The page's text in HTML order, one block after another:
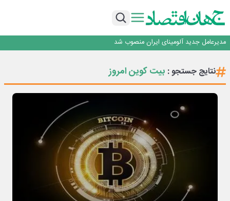
بازگشت فرش ماشینی به اصفهان پس از هفت سال؛ دو نمایشگاه تخصصی در شهر
مدیرعامل جدید آلومینای ایران منصوب شد
رونمایی فولاد غدیر نی ریز از سامانه ی « آقای پولاد»
بازگشت فرش ماشینی به اصفهان پس از هفت سال؛ دو نمایشگاه تخصصی در شهر
نتایج جستجو : بیت‌ کوین امروز